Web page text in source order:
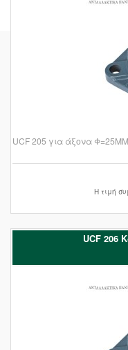
UCF 205 για άξονα Φ=25ΜΜ
Η τιμή
UCF 206